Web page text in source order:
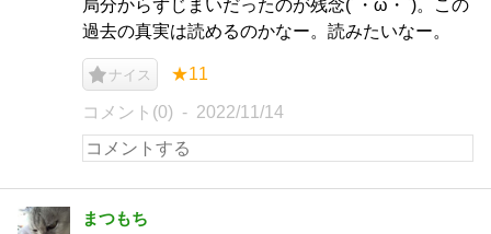
局分からずじまいだったのが残念(´・ω・`)。この
過去の真実は読めるのかなー。読みたいなー。
ナイス ★11
コメント(0) 2022/11/14
まつもち